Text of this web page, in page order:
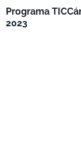
Programa
2023